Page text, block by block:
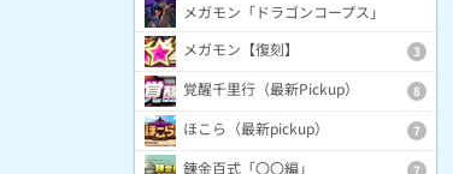
メガモン「ドラゴンコープス」
メガモン【復刻】
3
覚醒千里行（最新Pickup） 8
ほこら（最新pickup） 7
錬金百式「〇〇編」 7